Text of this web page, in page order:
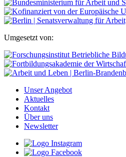
Umgesetzt von:
Unser Angebot
Aktuelles
Kontakt
Über uns
Newsletter